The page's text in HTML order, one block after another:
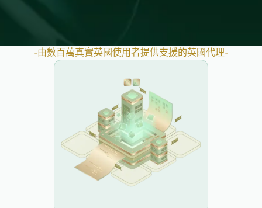
-由數百萬真實英國使用者提供支援的英國代理-